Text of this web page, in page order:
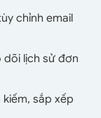
chỉnh email
dõi lịch sử đơn
sắp xếp